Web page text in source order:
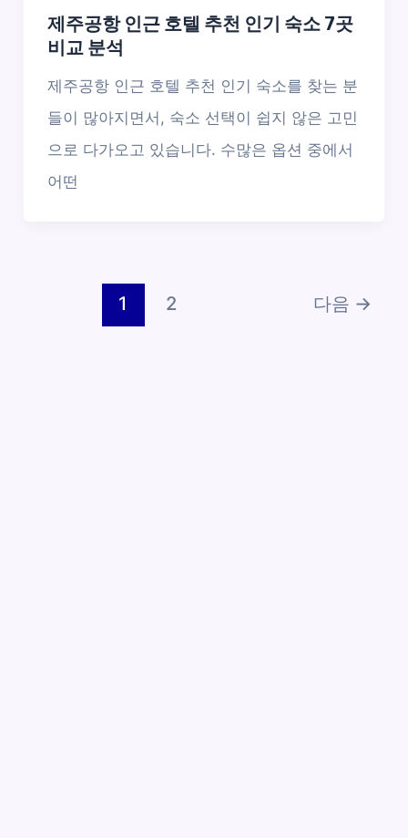
제주공항 인근 호텔 추천 인기 숙소 7곳
비교 분석
제주공항 인근 호텔 추천 인기 숙소를 찾는 분
들이 많아지면서, 숙소 선택이 쉽지 않은 고민
으로 다가오고 있습니다. 수많은 옵션 중에서
어떤
1 2 다음 →